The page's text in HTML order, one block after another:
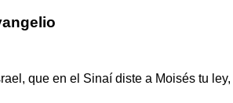
que en el Sinaí diste a Moisés tu